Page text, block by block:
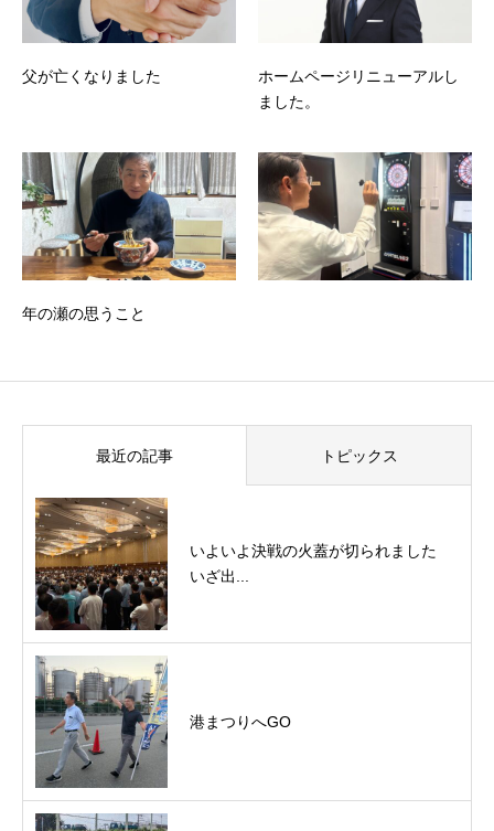
父が亡くなりました
ホームページリニューアルし
ました。
年の瀬の思うこと
最近の記事 トピックス
いよいよ決戦の火蓋が切られました
いざ出...
港まつりへGO